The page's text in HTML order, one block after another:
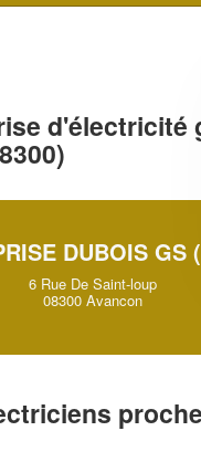
d'électricité
DUBOIS GS
6 Rue De Saint-loup
08300 Avancon
proche
votre
marges
tout en
clients!
En savoir